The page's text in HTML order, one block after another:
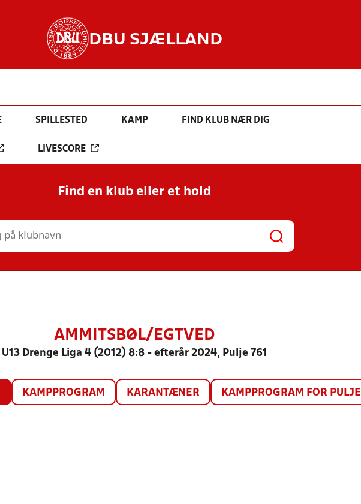
DBU SJÆLLAND
SPILLESTED KAMP FIND KLUB NÆR DIG
LIVESCORE
Find en klub eller et hold
AMMITSBØL/EGTVED
U13 Drenge Liga 4 (2012) 8:8 - efterår 2024, Pulje 761
KAMPPROGRAM KARANTÆNER KAMPPROGRAM FOR PULJE